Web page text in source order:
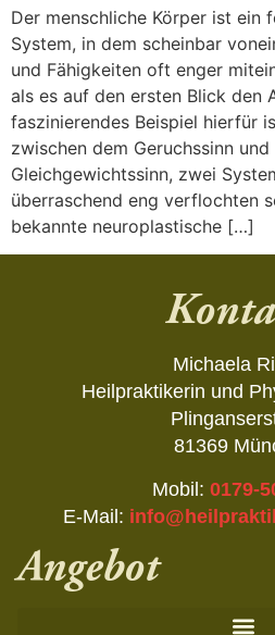
Der menschliche Körper ist ein
System, in dem scheinbar
und Fähigkeiten oft enger
als es auf den ersten Blick den
faszinierendes Beispiel hierfür
zwischen dem Geruchssinn und
Gleichgewichtssinn, zwei
überraschend eng verflochten
bekannte neuroplastische […]
Michaela
Heilpraktikerin und
81369
Mobil: 0179-
E-Mail:
Angebot